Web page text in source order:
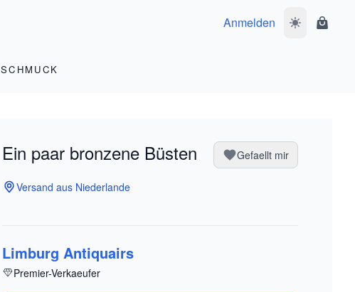
Anmelden
SCHMUCK
Ein paar bronzene Büsten Gefaellt mir
Versand aus Niederlande
Limburg Antiquairs
Premier-Verkaeufer